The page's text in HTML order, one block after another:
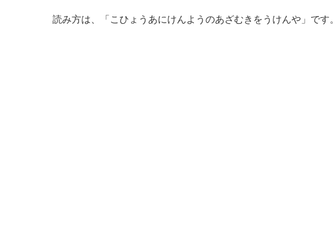
読み方は、「こひょうあにけんようのあざむきをうけんや」です。